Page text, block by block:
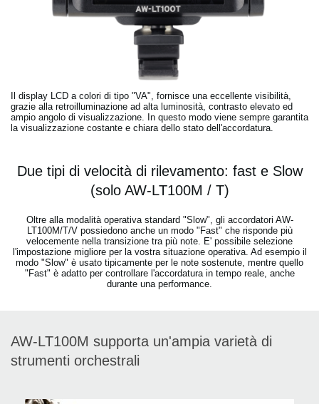
Il display LCD a colori di tipo "VA", fornisce una eccellente visibilità,
grazie alla retroilluminazione ad alta luminosità, contrasto elevato ed
ampio angolo di visualizzazione. In questo modo viene sempre garantita
la visualizzazione costante e chiara dello stato dell'accordatura.
Due tipi di velocità di rilevamento: fast e Slow
(solo AW-LT100M / T)
Oltre alla modalità operativa standard "Slow", gli accordatori AW-
LT100M/T/V possiedono anche un modo "Fast" che risponde più
velocemente nella transizione tra più note. E' possibile selezione
l'impostazione migliore per la vostra situazione operativa. Ad esempio il
modo "Slow" è usato tipicamente per le note sostenute, mentre quello
"Fast" è adatto per controllare l'accordatura in tempo reale, anche
durante una performance.
AW-LT100M supporta un'ampia varietà di
strumenti orchestrali